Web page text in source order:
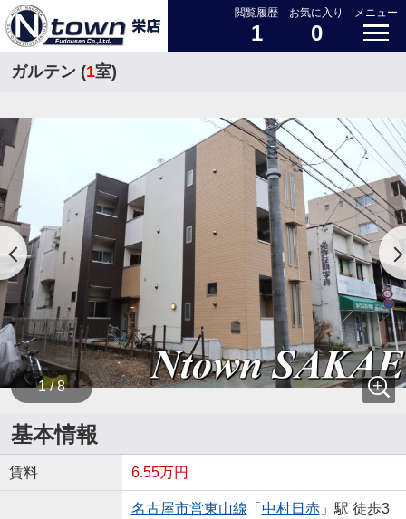
閲覧履歴
1
お気に入り
0
メニュー
ガルテン (1室)
1 / 8
基本情報
賃料 6.55万円
名古屋市営東山線 「 中村日赤」駅 徒歩3